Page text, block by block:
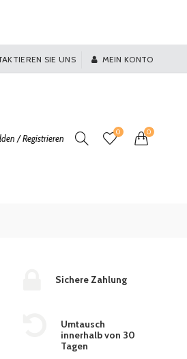
SIE UNS MEIN KONTO
/ Registrieren
0 0
Sichere Zahlung
Umtausch
innerhalb von 30
Tagen